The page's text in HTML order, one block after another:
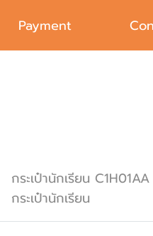
Payment
กระเป๋านักเรียน C1H01AA
กระเป๋านักเรียน